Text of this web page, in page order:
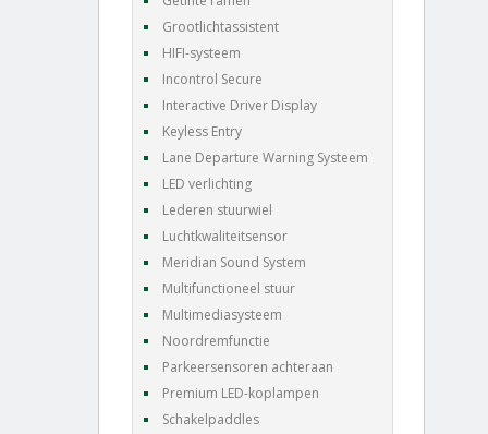
Grootlichtassistent
HIFI-systeem
Incontrol Secure
Interactive Driver Display
Keyless Entry
Lane Departure Warning Systeem
LED verlichting
Lederen stuurwiel
Luchtkwaliteitsensor
Meridian Sound System
Multifunctioneel stuur
Multimediasysteem
Noordremfunctie
Parkeersensoren achteraan
Premium LED-koplampen
Schakelpaddles